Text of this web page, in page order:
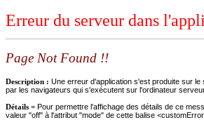
Erreur du serveur dans
Page Not Found !!
Description : Une erreur d'application s'est produite sur
par les navigateurs qui s'exécutent sur l'ordinateur
Détails = Pour permettre l'affichage des détails de ce
valeur "off" à l'attribut "mode" de cette balise